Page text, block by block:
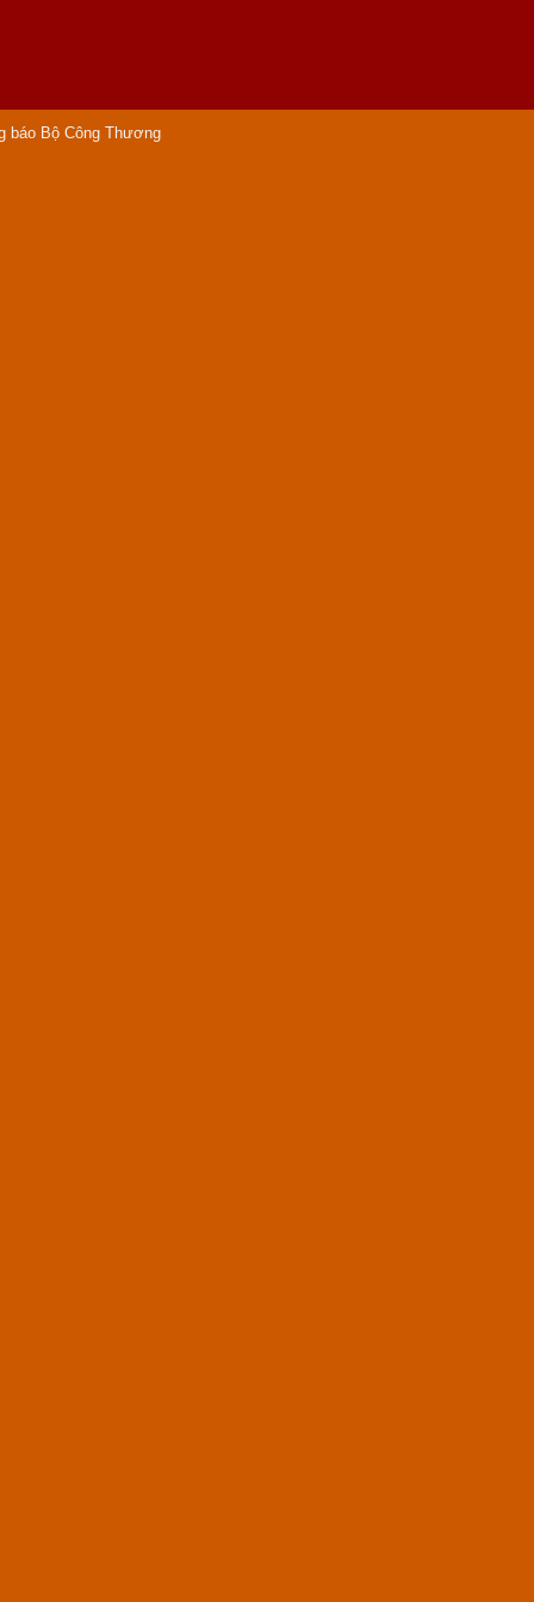
báo Bộ Công Thương